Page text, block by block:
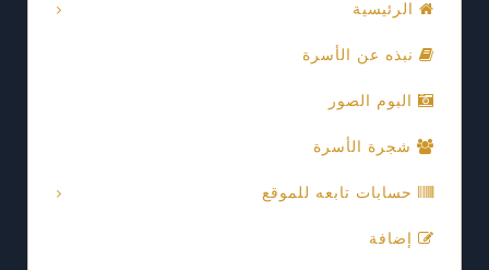
الرئيسية
نبذه عن الأسرة
البوم الصور
شجرة الأسرة
حسابات تابعه للموقع
إضافة